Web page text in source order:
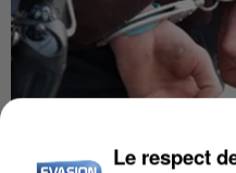
Le respect